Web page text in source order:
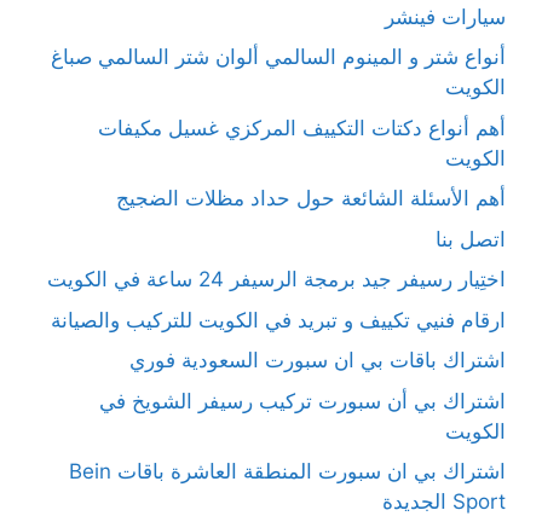
سيارات فينشر
أنواع شتر و المينوم السالمي ألوان شتر السالمي صباغ
الكويت
أهم أنواع دكتات التكييف المركزي غسيل مكيفات
الكويت
أهم الأسئلة الشائعة حول حداد مظلات الضجيج
اتصل بنا
اختِيار رسيفر جيد برمجة الرسيفر 24 ساعة في الكويت
ارقام فنيي تكييف و تبريد في الكويت للتركيب والصيانة
اشتراك باقات بي ان سبورت السعودية فوري
اشتراك بي أن سبورت تركيب رسيفر الشويخ في
الكويت
اشتراك بي ان سبورت المنطقة العاشرة باقات Bein
Sport الجديدة